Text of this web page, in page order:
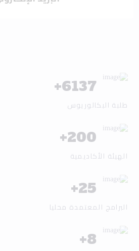
6137
+
طلبة البكالوريوس
200
+
الهيئة الأكاديمية
25
+
البرامج المعتمدة محليا
8
+